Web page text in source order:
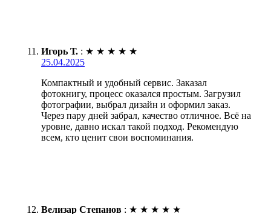
Игорь Т. : ★ ★ ★ ★ ★
25.04.2025
Компактный и удобный сервис. Заказал
фотокнигу, процесс оказался простым. Загрузил
фотографии, выбрал дизайн и оформил заказ.
Через пару дней забрал, качество отличное. Всё на
уровне, давно искал такой подход. Рекомендую
всем, кто ценит свои воспоминания.
Велизар Степанов : ★ ★ ★ ★ ★